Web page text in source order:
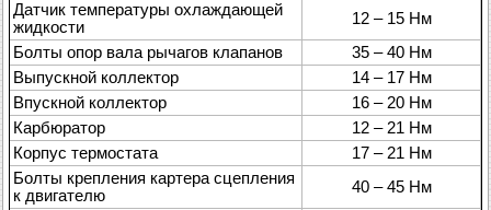
Датчик температуры охлаждающей
жидкости
12 – 15 Нм
Болты опор вала рычагов клапанов
35 – 40 Нм
Выпускной коллектор
14 – 17 Нм
Впускной коллектор
16 – 20 Нм
Карбюратор
12 – 21 Нм
Корпус термостата
17 – 21 Нм
Болты крепления картера сцепления
к двигателю
40 – 45 Нм